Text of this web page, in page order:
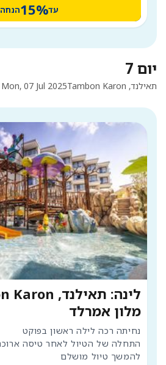
עד15%הנחה
יום 7
Mon, 07 Jul 2025 תאילנד, Tambon Karon
לינה: תאילנד, Tambon Karon
מלון אמרלד